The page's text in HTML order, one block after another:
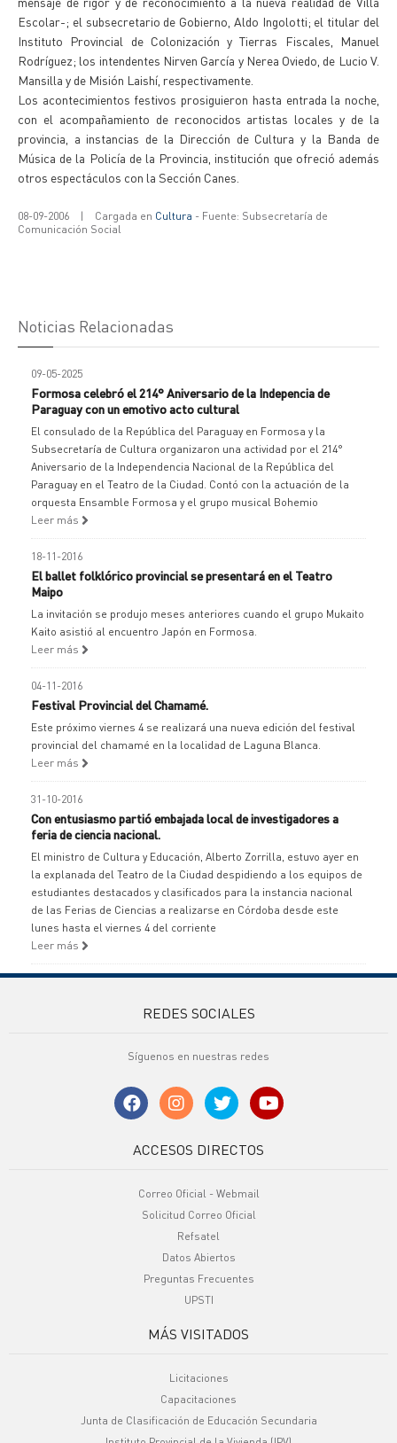
Escolar-; el subsecretario de Gobierno, Aldo Ingolotti; el titular del
Instituto Provincial de Colonización y Tierras Fiscales, Manuel
Rodríguez; los intendentes Nirven García y Nerea Oviedo, de Lucio V.
Mansilla y de Misión Laishí, respectivamente.
Los acontecimientos festivos prosiguieron hasta entrada la noche,
con el acompañamiento de reconocidos artistas locales y de la
provincia, a instancias de la Dirección de Cultura y la Banda de
Música de la Policía de la Provincia, institución que ofreció además
otros espectáculos con la Sección Canes.
08-09-2006 | Cargada en Cultura - Fuente: Subsecretaría de
Comunicación Social
Noticias Relacionadas
09-05-2025
Formosa celebró el 214° Aniversario de la Indepencia de
Paraguay con un emotivo acto cultural
El consulado de la República del Paraguay en Formosa y la
Subsecretaría de Cultura organizaron una actividad por el 214°
Aniversario de la Independencia Nacional de la República del
Paraguay en el Teatro de la Ciudad. Contó con la actuación de la
orquesta Ensamble Formosa y el grupo musical Bohemio
Leer más
18-11-2016
El ballet folklórico provincial se presentará en el Teatro
Maipo
La invitación se produjo meses anteriores cuando el grupo Mukaito
Kaito asistió al encuentro Japón en Formosa.
Leer más
04-11-2016
Festival Provincial del Chamamé.
Este próximo viernes 4 se realizará una nueva edición del festival
provincial del chamamé en la localidad de Laguna Blanca.
Leer más
31-10-2016
Con entusiasmo partió embajada local de investigadores a
feria de ciencia nacional.
El ministro de Cultura y Educación, Alberto Zorrilla, estuvo ayer en
la explanada del Teatro de la Ciudad despidiendo a los equipos de
estudiantes destacados y clasificados para la instancia nacional
de las Ferias de Ciencias a realizarse en Córdoba desde este
lunes hasta el viernes 4 del corriente
Leer más
REDES SOCIALES
Síguenos en nuestras redes
ACCESOS DIRECTOS
Correo Oficial - Webmail
Solicitud Correo Oficial
Refsatel
Datos Abiertos
Preguntas Frecuentes
UPSTI
MÁS VISITADOS
Licitaciones
Capacitaciones
Junta de Clasificación de Educación Secundaria